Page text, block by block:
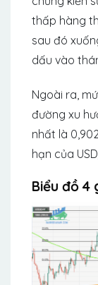
thấp hàng
sau đó
dấu vào
Ngoài ra,
đường xu
nhất là
hạn của
Biểu đồ 4